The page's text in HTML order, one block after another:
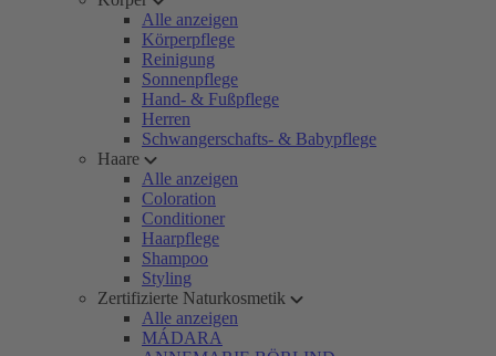
Alle anzeigen
Körperpflege
Reinigung
Sonnenpflege
Hand- & Fußpflege
Herren
Schwangerschafts- & Babypflege
Haare
Alle anzeigen
Coloration
Conditioner
Haarpflege
Shampoo
Styling
Zertifizierte Naturkosmetik
Alle anzeigen
MÁDARA